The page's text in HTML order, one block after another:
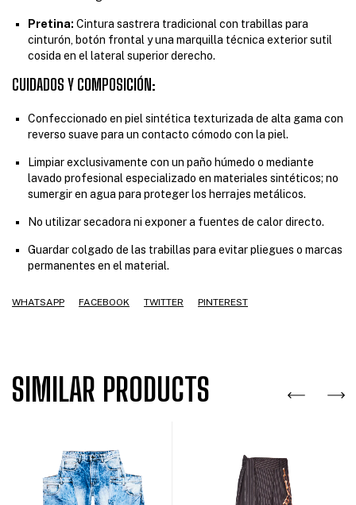
Pretina: Cintura sastrera tradicional con trabillas para
cinturón, botón frontal y una marquilla técnica exterior sutil
cosida en el lateral superior derecho.
CUIDADOS Y COMPOSICIÓN:
Confeccionado en piel sintética texturizada de alta gama con
reverso suave para un contacto cómodo con la piel.
Limpiar exclusivamente con un paño húmedo o mediante
lavado profesional especializado en materiales sintéticos; no
sumergir en agua para proteger los herrajes metálicos.
No utilizar secadora ni exponer a fuentes de calor directo.
Guardar colgado de las trabillas para evitar pliegues o marcas
permanentes en el material.
WHATSAPP FACEBOOK TWITTER PINTEREST
SIMILAR PRODUCTS